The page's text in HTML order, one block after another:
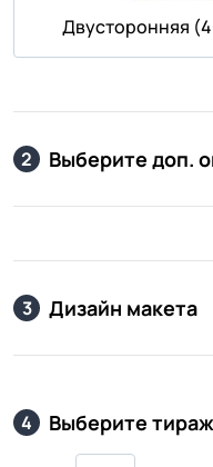
Двусторонняя
2 Выберите доп.
3 Дизайн макета
4 Выберите